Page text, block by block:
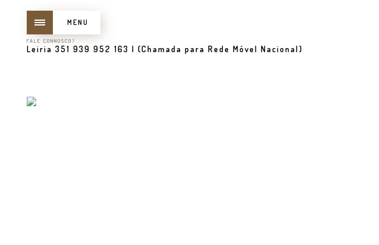
MENU
FALE CONNOSCO?
Leiria 351 939 952 163 | (Chamada para Rede Móvel Nacional)